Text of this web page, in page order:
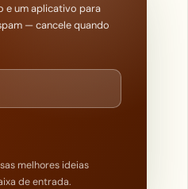
e um aplicativo para
— cancele quando
melhores ideias
de entrada.